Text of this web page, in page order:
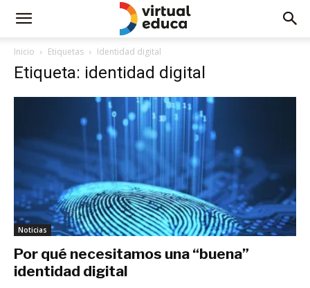
Inicio Etiquetas Identidad digital
Etiqueta: identidad digital
Noticias
Por qué necesitamos una “buena”
identidad digital